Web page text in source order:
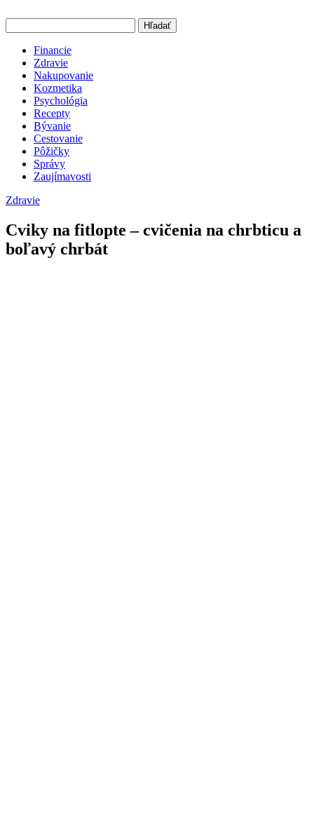
Hľadať
Financie
Zdravie
Nakupovanie
Kozmetika
Psychológia
Recepty
Bývanie
Cestovanie
Pôžičky
Správy
Zaujímavosti
Zdravie
Cviky na fitlopte – cvičenia na chrbticu a
boľavý chrbát